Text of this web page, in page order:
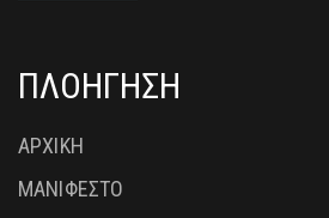
ΠΛΟΗΓΗΣΗ
ΑΡΧΙΚΗ
ΜΑΝΙΦΕΣΤΟ